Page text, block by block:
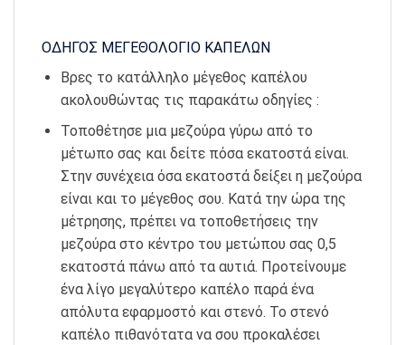
ΟΔΗΓΟΣ ΜΕΓΕΘΟΛΟΓΙΟ ΚΑΠΕΛΩΝ
Βρες το κατάλληλο μέγεθος καπέλου
ακολουθώντας τις παρακάτω οδηγίες :
Τοποθέτησε μια μεζούρα γύρω από το
μέτωπο σας και δείτε πόσα εκατοστά είναι.
Στην συνέχεια όσα εκατοστά δείξει η μεζούρα
είναι και το μέγεθος σου. Κατά την ώρα της
μέτρησης, πρέπει να τοποθετήσεις την
μεζούρα στο κέντρο του μετώπου σας 0,5
εκατοστά πάνω από τα αυτιά. Προτείνουμε
ένα λίγο μεγαλύτερο καπέλο παρά ένα
απόλυτα εφαρμοστό και στενό. Το στενό
καπέλο πιθανότατα να σου προκαλέσει